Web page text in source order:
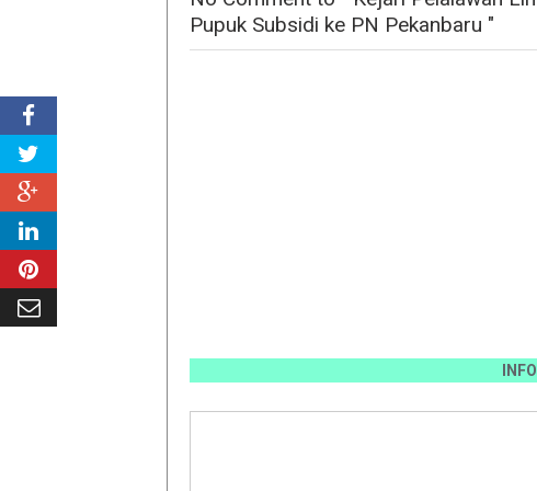
Pupuk Subsidi ke PN Pekanbaru "
INFO